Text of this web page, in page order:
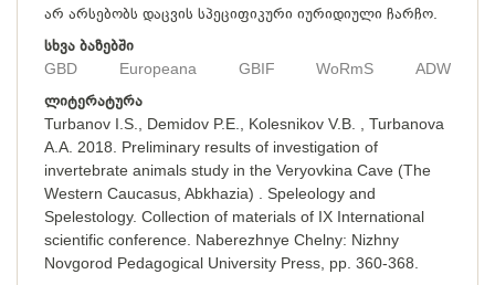
არ არსებობს დაცვის სპეციფიკური იურიდიული ჩარჩო.
სხვა ბაზებში
GBD
Europeana GBIF WoRmS
ADW
ლიტერატურა
Turbanov I.S., Demidov P.E., Kolesnikov V.B. , Turbanova
A.A. 2018. Preliminary results of investigation of
invertebrate animals study in the Veryovkina Cave (The
Western Caucasus, Abkhazia) . Speleology and
Spelestology. Collection of materials of IX International
scientific conference. Naberezhnye Chelny: Nizhny
Novgorod Pedagogical University Press, pp. 360-368.